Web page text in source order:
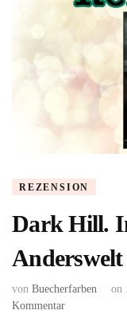
REZENSION
Dark Hill.
von Buecherfarben on
Kommentarzu